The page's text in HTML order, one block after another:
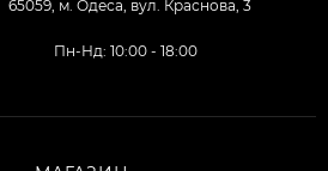
65059, м. Одеса, вул. Краснова, 3
Пн-Нд: 10:00 - 18:00